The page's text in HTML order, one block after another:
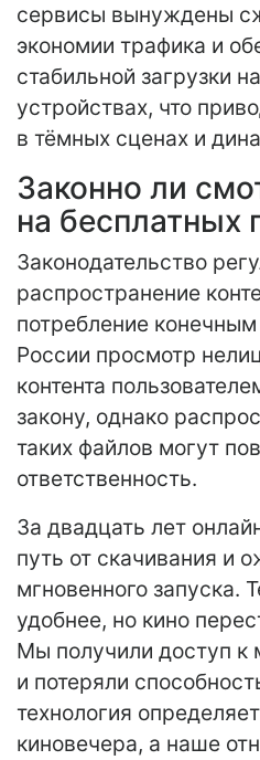
сервисы вынуждены
экономии трафика и
стабильной загрузки
устройствах, что
в тёмных сценах и
Законно ли
на бесплатных
Законодательство
распространение
потребление
России просмотр
контента
закону, однако
таких файлов могут
ответственность.
За двадцать лет
путь от скачивания и
мгновенного запуска.
удобнее, но кино
Мы получили доступ к
и потеряли
технология
киновечера, а наше